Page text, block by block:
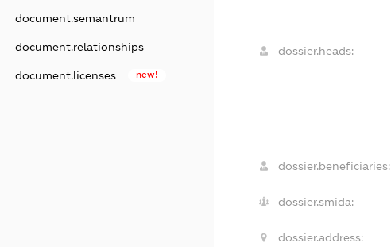
document.semantrum
document.relationships
document.licenses new!
dossier.heads:
dossier.beneficiaries:
dossier.smida:
dossier.address: